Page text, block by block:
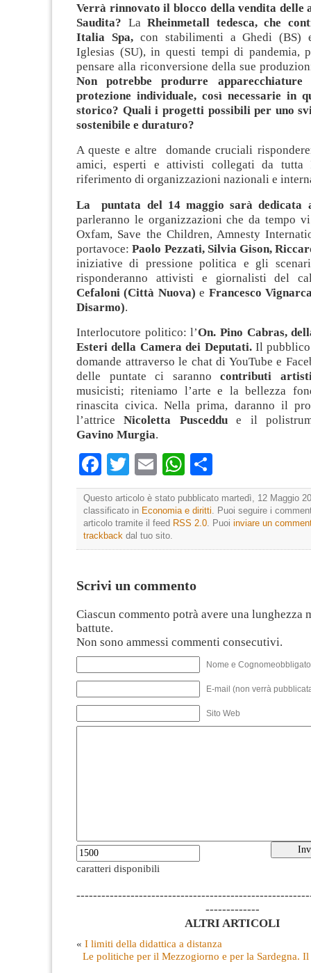
Verrà rinnovatoil blocco della vendita delle
Saudita? LaRheinmetall tedesca, che
Italia Spa,con stabilimenti a Ghedi (BS)
Iglesias (SU), in questi tempi di pandemia,
pensare alla riconversione della sue
Non potrebbe produrre
protezione individuale, così necessarie in
storico? Quali i progetti possibili per uno
sostenibile e duraturo?
A queste e altre domande cruciali
amici, esperti e attivisti collegati da
riferimento di organizzazioni nazionali e
La puntata del 14 maggio sarà dedicata
parleranno le organizzazioni che da tempo
Oxfam, Save the Children, Amnesty
portavoce:Paolo Pezzati, Silvia Gison,
iniziative di pressione politica e gli
risponderanno attivisti e giornalisti del
Cefaloni (Città Nuova) e Francesco
Disarmo).
Interlocutore politico: l’On. Pino Cabras,
Esteri della Camera dei Deputati. Il
domande attraverso le chat di YouTube e
delle puntate ci saranno contributi
musicisti; riteniamo l’arte e la bellezza
rinascita civica. Nella prima, daranno il
l’attriceNicoletta Pusceddue il
Gavino Murgia.
Facebook
TwitterEmailWhatsApp
Questo articolo è stato pubblicato martedì, 12 Maggio
classificato in Economia e diritti. Puoi seguire i
articolo tramite il feed RSS 2.0. Puoi inviare un
trackback dal tuo sito.
Scrivi un commento
Ciascun commento potrà avere una lunghezza
battute.
Non sono ammessi commenti consecutivi.
Nome e
E-mail (non verrà
Sito Web
caratteri disponibili
-------------
ALTRI ARTICOLI
« I limiti della didattica a distanza
Le politiche per il Mezzogiorno e per la Sardegna. Il